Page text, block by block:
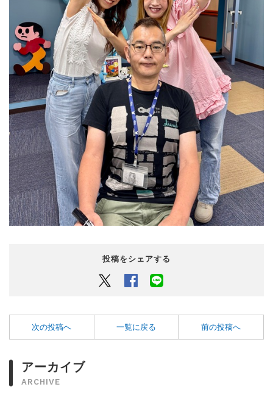
投稿をシェアする
Twitter Facebook
次の投稿へ 一覧に戻る 前の投稿へ
アーカイブ
ARCHIVE